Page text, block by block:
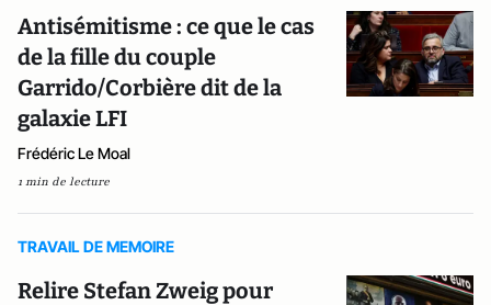
Antisémitisme : ce que le cas
de la fille du couple
Garrido/Corbière dit de la
galaxie LFI
Frédéric Le Moal
1 min de lecture
TRAVAIL DE MEMOIRE
Relire Stefan Zweig pour